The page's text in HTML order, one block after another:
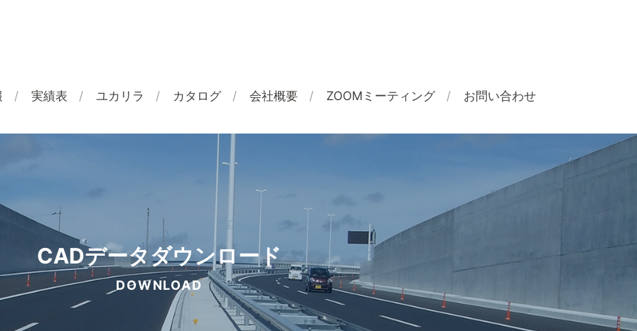
実績表 ユカリラ カタログ 会社概要 ZOOMミーティング お問い合わせ
CADデータダウンロード
DOWNLOAD